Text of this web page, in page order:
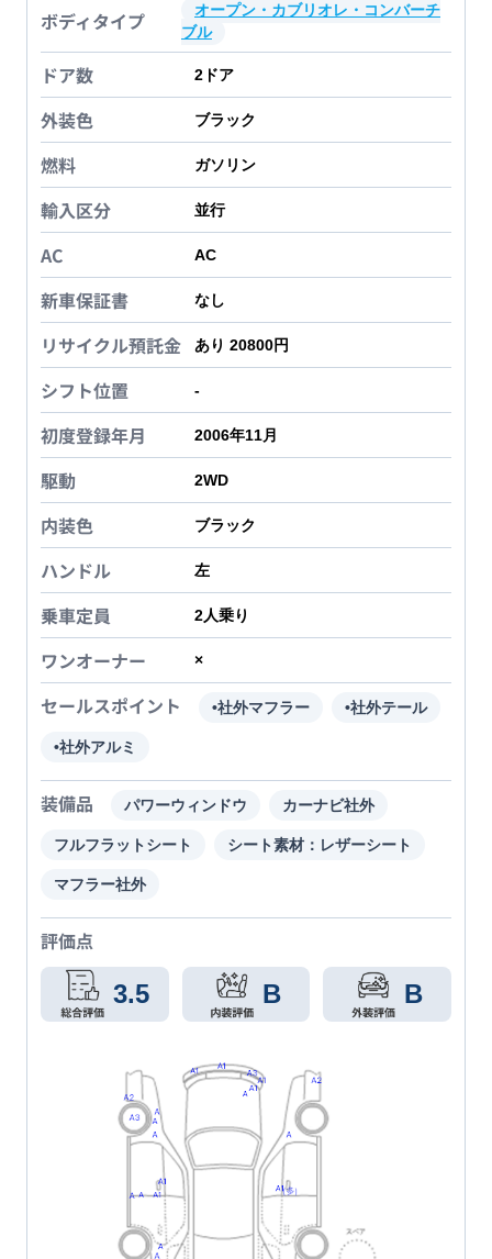
ボディタイプ
オープン・カブリオレ・コンバーチ
ブル
ドア数 2 ドア
外装色 ブラック
燃料 ガソリン
輸入区分 並行
AC AC
新車保証書 なし
リサイクル預託金 あり 20800円
シフト位置 -
初度登録年月 2006年11月
駆動 2WD
内装色 ブラック
ハンドル 左
乗車定員 2人乗り
ワンオーナー ×
セールスポイント •社外マフラー •社外テール
•社外アルミ
装備品 パワーウィンドウ カーナビ社外
フルフラットシート シート素材：レザーシート
マフラー社外
評価点
3.5 B B